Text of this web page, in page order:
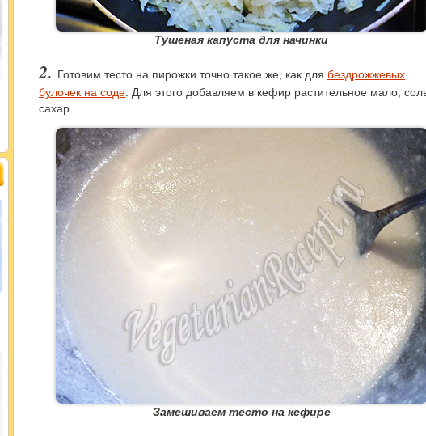
Тушеная капуста для начинки
Готовим тесто на пирожки точно такое же, как для бездрожжевых
булочек на соде . Для этого добавляем в кефир растительное мало,
сахар.
Замешиваем тесто на кефире